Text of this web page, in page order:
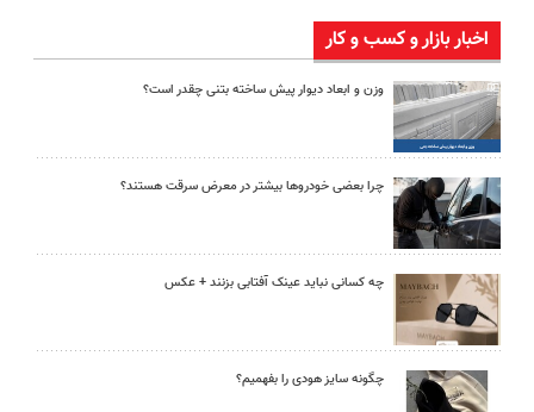
اخبار بازار و کسب و کار
وزن و ابعاد دیوار پیش ساخته بتنی چقدر است؟
چرا بعضی خودروها بیشتر در معرض سرقت هستند؟
چه کسانی نباید عینک آفتابی بزنند + عکس
چگونه سایز هودی را بفهمیم؟